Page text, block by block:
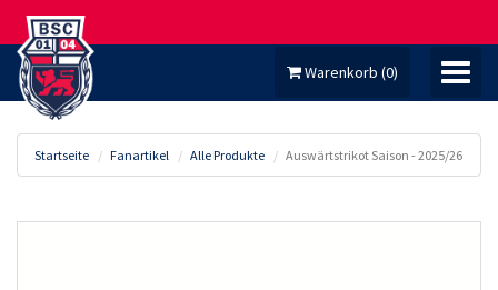
Warenkorb (0)
MEIN KONTO
Startseite Fanartikel Alle Produkte Auswärtstrikot Saison - 2025/26